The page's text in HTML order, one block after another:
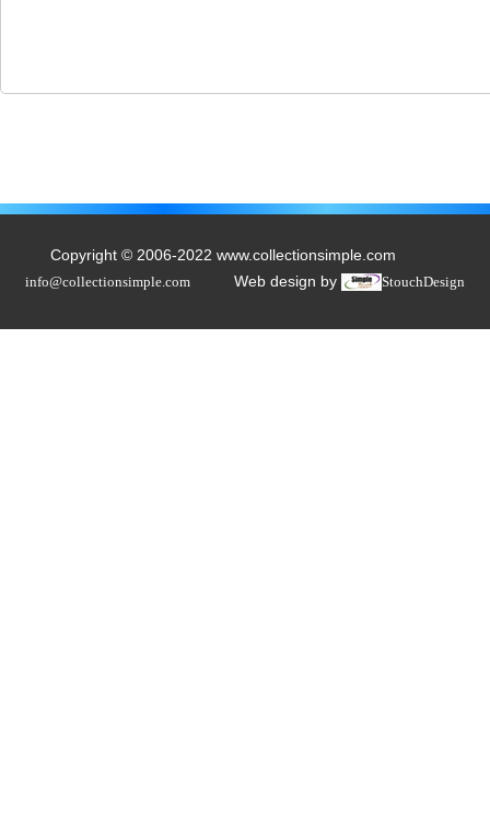
Copyright © 2006-2022 www.collectionsimple.com
info@collectionsimple.com Web design by StouchDesign